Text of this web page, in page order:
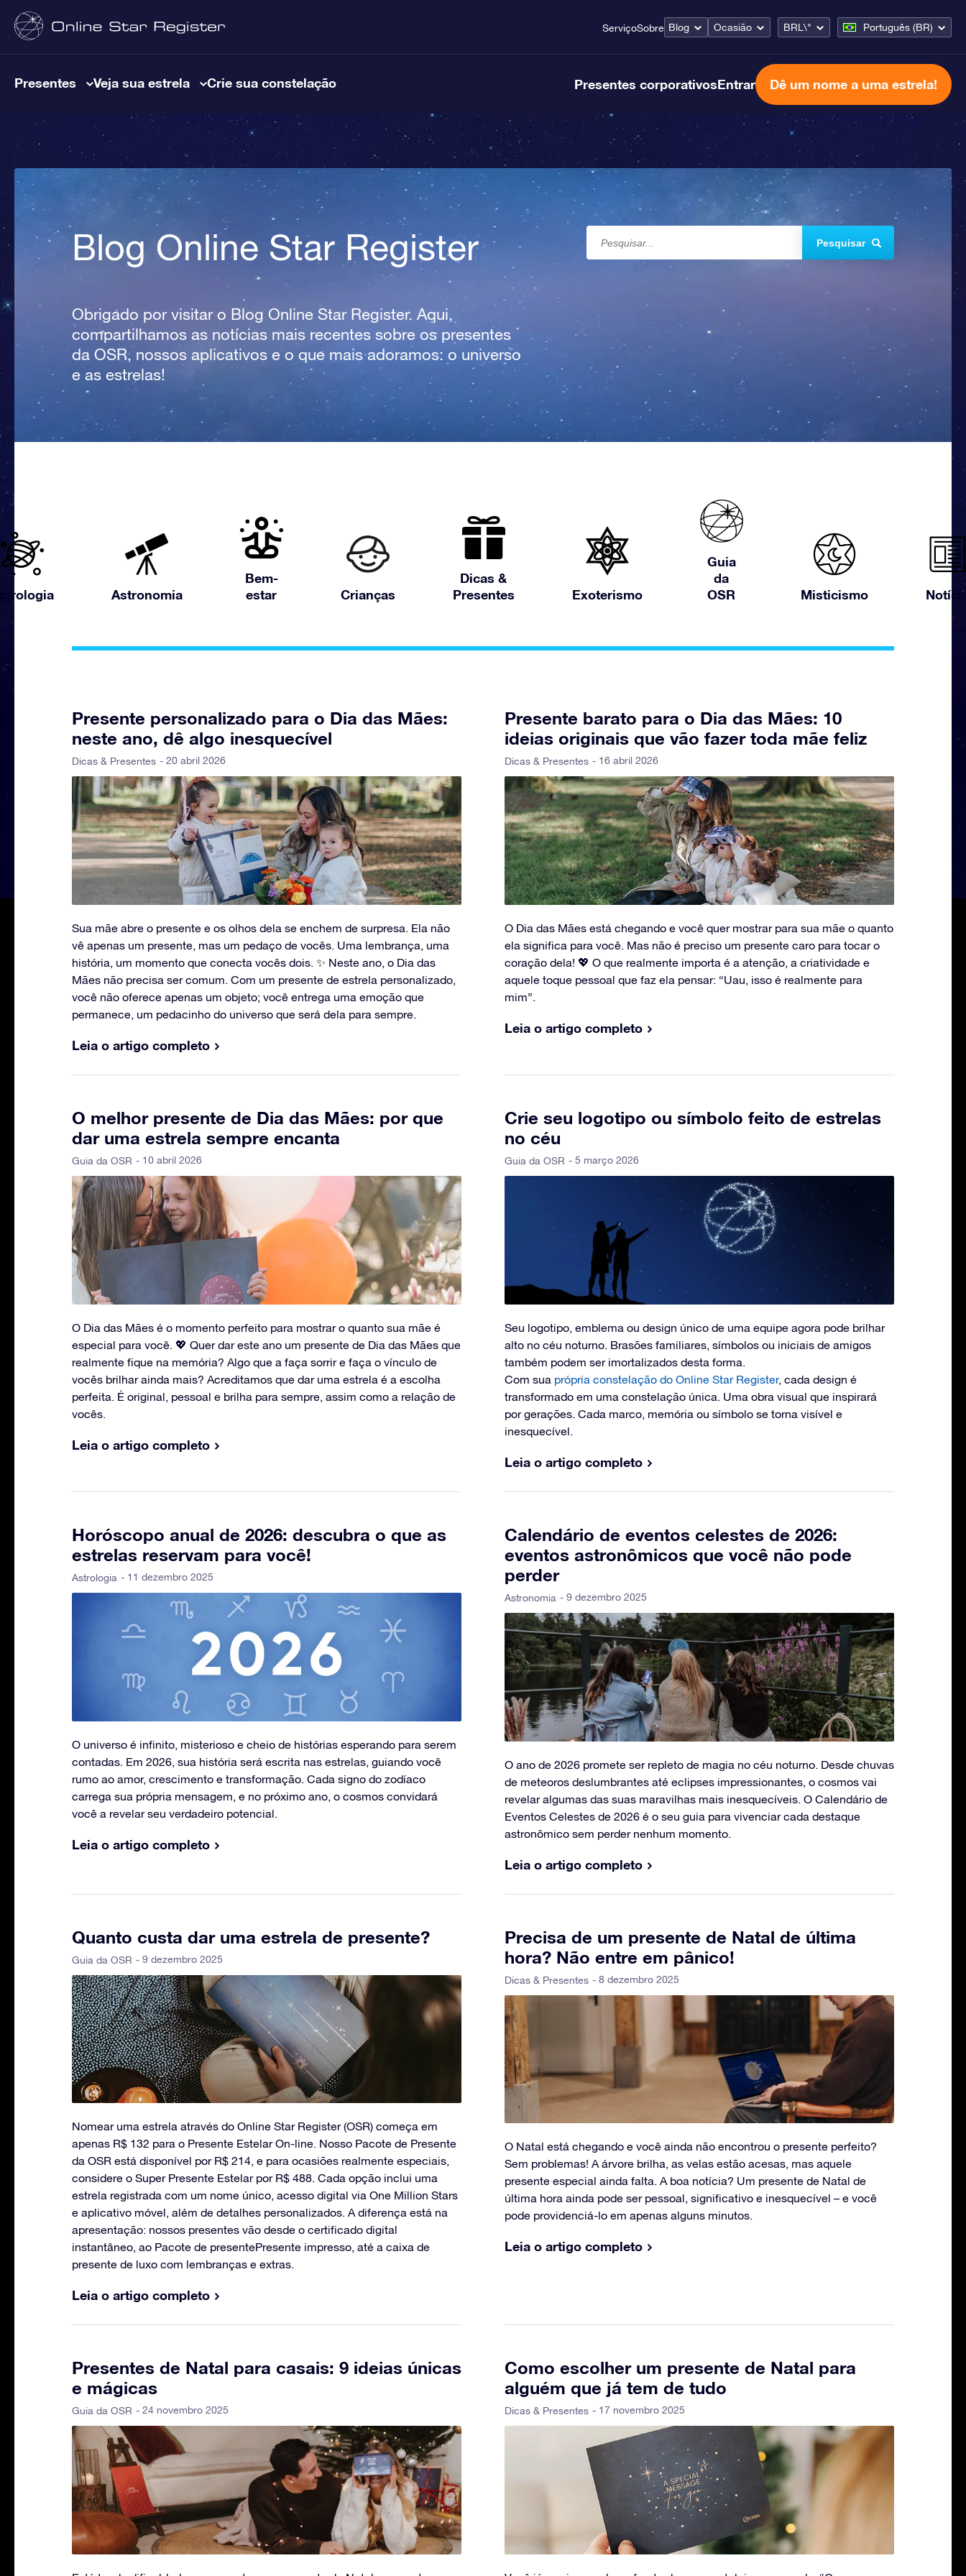
ServiçoSobre Blog Ocasião BRL\" Português (BR)
Presentes Veja sua estrela Crie sua constelação Presentes corporativosEntrar Dê um nome a uma estrela!
Blog Online Star Register
Obrigado por visitar o Blog Online Star Register. Aqui,
compartilhamos as notícias mais recentes sobre os presentes
da OSR, nossos aplicativos e o que mais adoramos: o universo
e as estrelas!
Pesquisar
Astronomia
Bem-
estar
Crianças
Dicas &
Presentes
Exoterismo
Guia
da
OSR
Misticismo
Presente personalizado para o Dia das Mães:
neste ano, dê algo inesquecível
Dicas & Presentes - 20 abril 2026
Sua mãe abre o presente e os olhos dela se enchem de surpresa. Ela não
vê apenas um presente, mas um pedaço de vocês. Uma lembrança, uma
história, um momento que conecta vocês dois. ✨ Neste ano, o Dia das
Mães não precisa ser comum. Com um presente de estrela personalizado,
você não oferece apenas um objeto; você entrega uma emoção que
permanece, um pedacinho do universo que será dela para sempre.
Leia o artigo completo
Presente barato para o Dia das Mães: 10
ideias originais que vão fazer toda mãe feliz
Dicas & Presentes - 16 abril 2026
O Dia das Mães está chegando e você quer mostrar para sua mãe o quanto
ela significa para você. Mas não é preciso um presente caro para tocar o
coração dela! 💖 O que realmente importa é a atenção, a criatividade e
aquele toque pessoal que faz ela pensar: “Uau, isso é realmente para
mim”.
Leia o artigo completo
O melhor presente de Dia das Mães: por que
dar uma estrela sempre encanta
Guia da OSR - 10 abril 2026
O Dia das Mães é o momento perfeito para mostrar o quanto sua mãe é
especial para você. 💖 Quer dar este ano um presente de Dia das Mães que
realmente fique na memória? Algo que a faça sorrir e faça o vínculo de
vocês brilhar ainda mais? Acreditamos que dar uma estrela é a escolha
perfeita. É original, pessoal e brilha para sempre, assim como a relação de
vocês.
Leia o artigo completo
Crie seu logotipo ou símbolo feito de estrelas
no céu
Guia da OSR - 5 março 2026
Seu logotipo, emblema ou design único de uma equipe agora pode brilhar
alto no céu noturno. Brasões familiares, símbolos ou iniciais de amigos
também podem ser imortalizados desta forma.
Com sua própria constelação do Online Star Register, cada design é
transformado em uma constelação única. Uma obra visual que inspirará
por gerações. Cada marco, memória ou símbolo se torna visível e
inesquecível.
Leia o artigo completo
Horóscopo anual de 2026: descubra o que as
estrelas reservam para você!
Astrologia - 11 dezembro 2025
O universo é infinito, misterioso e cheio de histórias esperando para serem
contadas. Em 2026, sua história será escrita nas estrelas, guiando você
rumo ao amor, crescimento e transformação. Cada signo do zodíaco
carrega sua própria mensagem, e no próximo ano, o cosmos convidará
você a revelar seu verdadeiro potencial.
Leia o artigo completo
Calendário de eventos celestes de 2026:
eventos astronômicos que você não pode
perder
Astronomia - 9 dezembro 2025
O ano de 2026 promete ser repleto de magia no céu noturno. Desde chuvas
de meteoros deslumbrantes até eclipses impressionantes, o cosmos vai
revelar algumas das suas maravilhas mais inesquecíveis. O Calendário de
Eventos Celestes de 2026 é o seu guia para vivenciar cada destaque
astronômico sem perder nenhum momento.
Leia o artigo completo
Quanto custa dar uma estrela de presente?
Guia da OSR - 9 dezembro 2025
Nomear uma estrela através do Online Star Register (OSR) começa em
apenas R$ 132 para o Presente Estelar On-line. Nosso Pacote de Presente
da OSR está disponível por R$ 214, e para ocasiões realmente especiais,
considere o Super Presente Estelar por R$ 488. Cada opção inclui uma
estrela registrada com um nome único, acesso digital via One Million Stars
e aplicativo móvel, além de detalhes personalizados. A diferença está na
apresentação: nossos presentes vão desde o certificado digital
instantâneo, ao Pacote de presentePresente impresso, até a caixa de
presente de luxo com lembranças e extras.
Leia o artigo completo
Precisa de um presente de Natal de última
hora? Não entre em pânico!
Dicas & Presentes - 8 dezembro 2025
O Natal está chegando e você ainda não encontrou o presente perfeito?
Sem problemas! A árvore brilha, as velas estão acesas, mas aquele
presente especial ainda falta. A boa notícia? Um presente de Natal de
última hora ainda pode ser pessoal, significativo e inesquecível – e você
pode providenciá-lo em apenas alguns minutos.
Leia o artigo completo
Presentes de Natal para casais: 9 ideias únicas
e mágicas
Guia da OSR - 24 novembro 2025
Como escolher um presente de Natal para
alguém que já tem de tudo
Dicas & Presentes - 17 novembro 2025